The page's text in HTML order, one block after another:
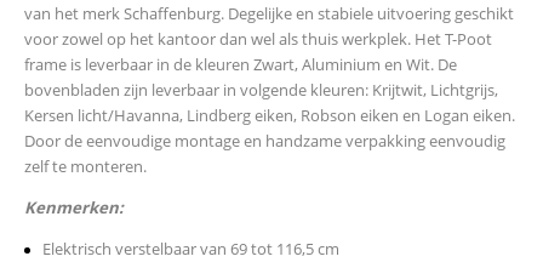
van het merk Schaffenburg. Degelijke en stabiele uitvoering geschikt
voor zowel op het kantoor dan wel als thuis werkplek. Het T-Poot
frame is leverbaar in de kleuren Zwart, Aluminium en Wit. De
bovenbladen zijn leverbaar in volgende kleuren: Krijtwit, Lichtgrijs,
Kersen licht/Havanna, Lindberg eiken, Robson eiken en Logan eiken.
Door de eenvoudige montage en handzame verpakking eenvoudig
zelf te monteren.
Kenmerken:
Elektrisch verstelbaar van 69 tot 116,5 cm